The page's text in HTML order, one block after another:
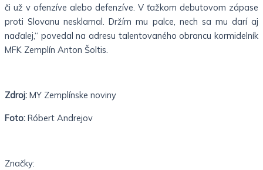
či už v ofenzíve alebo defenzíve. V ťažkom debutovom zápase
proti Slovanu nesklamal. Držím mu palce, nech sa mu darí aj
naďalej,“ povedal na adresu talentovaného obrancu kormidelník
MFK Zemplín Anton Šoltis.
Zdroj: MY Zemplínske noviny
Foto: Róbert Andrejov
Značky: